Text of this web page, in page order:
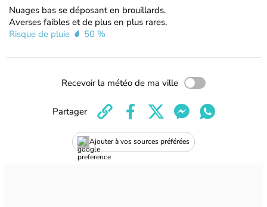
Nuages bas se déposant en brouillards.
Averses faibles et de plus en plus rares.
Risque de pluie
50 %
Recevoir la météo de ma ville
Ajouter à vos sources préférées
Partager